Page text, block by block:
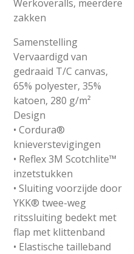
Werkoveralls, meerdere
zakken
Samenstelling
Vervaardigd van
gedraaid T/C canvas,
65% polyester, 35%
katoen, 280 g/m²
Design
• Cordura®
knieverstevigingen
• Reflex 3M Scotchlite™
inzetstukken
• Sluiting voorzijde door
YKK® twee-weg
ritssluiting bedekt met
flap met klittenband
• Elastische tailleband